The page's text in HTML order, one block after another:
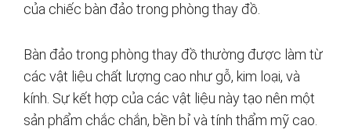
của chiếc bàn đảo trong phòng thay đồ.
Bàn đảo trong phòng thay đồ thường được làm từ
các vật liệu chất lượng cao như gỗ, kim loại, và
kính. Sự kết hợp của các vật liệu này tạo nên một
sản phẩm chắc chắn, bền bỉ và tính thẩm mỹ cao.